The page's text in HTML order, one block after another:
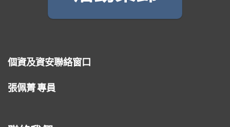
個資及資安聯絡窗口
張佩菁 專員